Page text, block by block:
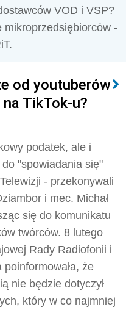
VOD i VSP?
mikroprzedsiębiorców -
od youtuberów
TikTok-u?
podatek, ale i
"spowiadania się"
- przekonywali
i mec. Michał
się do komunikatu
twórców. 8 lutego
Rady Radiofonii i
że
nie będzie dotyczył
który w co najmniej